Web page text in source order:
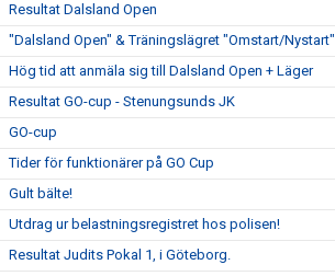
Resultat Dalsland Open
"Dalsland Open" & Träningslägret "Omstart/Nystart"
Hög tid att anmäla sig till Dalsland Open + Läger
Resultat GO-cup - Stenungsunds JK
GO-cup
Tider för funktionärer på GO Cup
Gult bälte!
Utdrag ur belastningsregistret hos polisen!
Resultat Judits Pokal 1, i Göteborg.